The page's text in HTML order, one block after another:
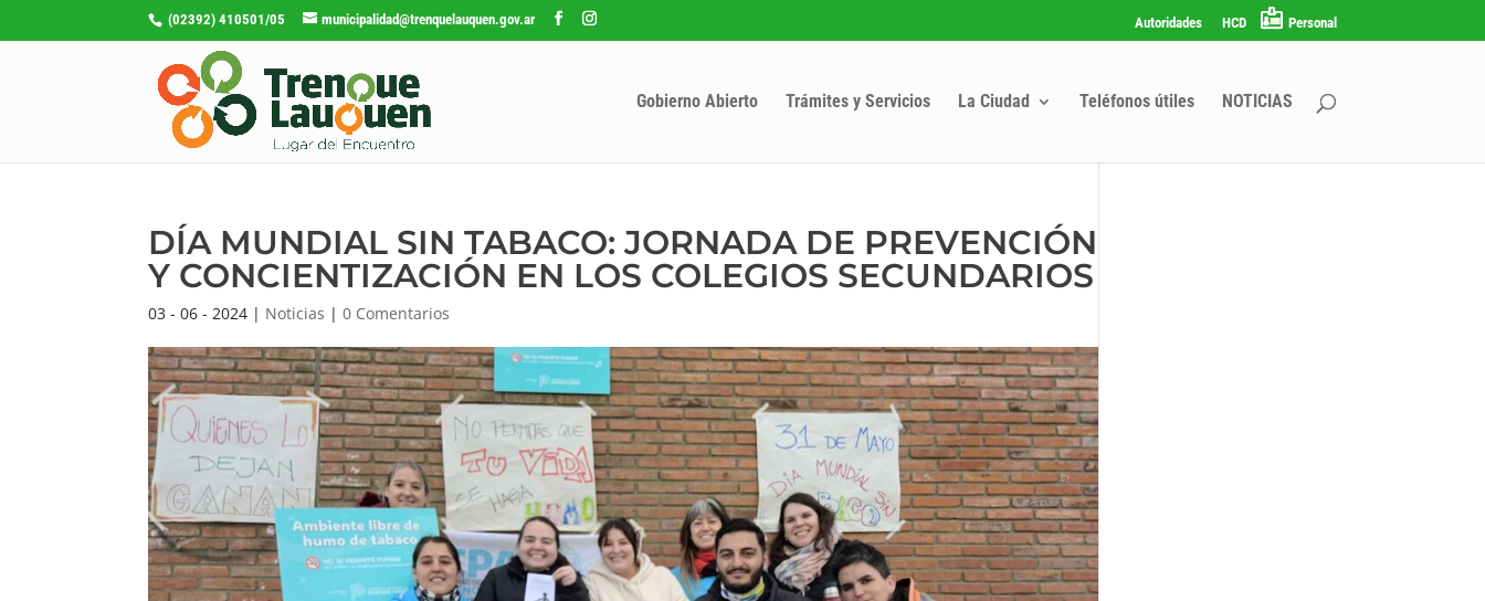
(02392) 410501/05 municipalidad@trenquelauquen.gov.ar Autoridades HCD Personal
Gobierno Abierto Trámites y Servicios La Ciudad Teléfonos útiles NOTICIAS
DÍA MUNDIAL SIN TABACO: JORNADA DE PREVENCIÓN
Y CONCIENTIZACIÓN EN LOS COLEGIOS SECUNDARIOS
03 - 06 - 2024 | Noticias |0 Comentarios